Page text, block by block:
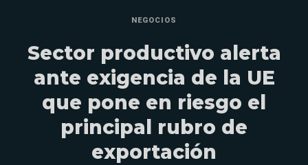
NEGOCIOS
Sector productivo alerta
ante exigencia de la UE
que pone en riesgo el
principal rubro de
exportación